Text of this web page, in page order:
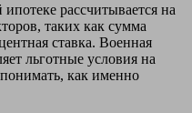
рассчитывается на
таких как сумма
ставка. Военная
льготные условия на
как именно